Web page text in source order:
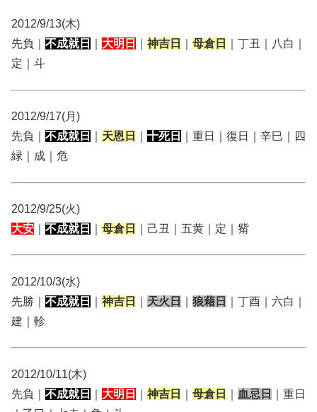
2012/9/13(木)
先負｜ 不成就日 大明日 神吉日 母倉日
｜丁丑｜八白｜
定｜斗
2012/9/17(月)
先負｜ 不成就日 天恩日 十死日
｜重日｜復日｜辛巳｜四
緑｜成｜危
2012/9/25(火)
大安
不成就日 母倉日 ｜己丑｜五黄｜定｜觜
2012/10/3(水)
先勝｜ 不成就日 神吉日 天火日 狼藉日
｜丁酉｜六白｜
建｜軫
2012/10/11(木)
先負｜ 不成就日 大明日 神吉日 母倉日 血忌日
｜重日